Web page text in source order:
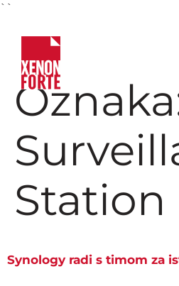
``
Station
Synology radi s timom za